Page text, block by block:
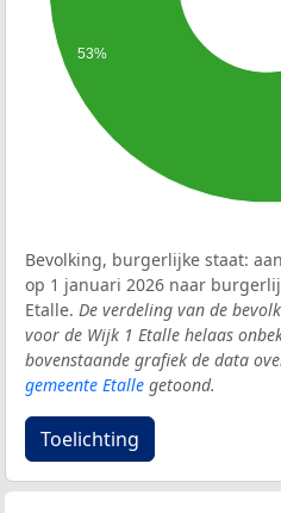
53%
Bevolking, burgerlijke staat:
op 1 januari 2026 naar
Etalle. De verdeling van de
voor de Wijk 1 Etalle helaas
bovenstaande grafiek de data
gemeente Etalle getoond.
Toelichting